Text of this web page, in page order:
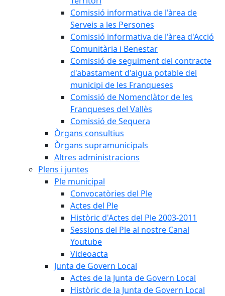
Comissió informativa de l'àrea de
Serveis a les Persones
Comissió informativa de l'àrea d'Acció
Comunitària i Benestar
Comissió de seguiment del contracte
d'abastament d'aigua potable del
municipi de les Franqueses
Comissió de Nomenclàtor de les
Franqueses del Vallès
Comissió de Sequera
Òrgans consultius
Òrgans supramunicipals
Altres administracions
Plens i juntes
Ple municipal
Convocatòries del Ple
Actes del Ple
Històric d'Actes del Ple 2003-2011
Sessions del Ple al nostre Canal
Youtube
Videoacta
Junta de Govern Local
Actes de la Junta de Govern Local
Històric de la Junta de Govern Local